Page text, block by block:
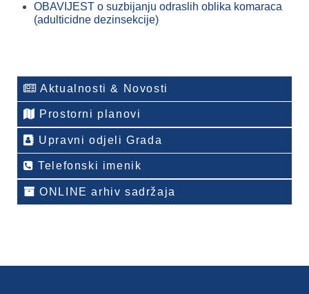
OBAVIJEST o suzbijanju odraslih oblika komaraca
(adulticidne dezinsekcije)
Aktualnosti & Novosti
Prostorni planovi
Upravni odjeli Grada
Telefonski imenik
ONLINE arhiv sadržaja